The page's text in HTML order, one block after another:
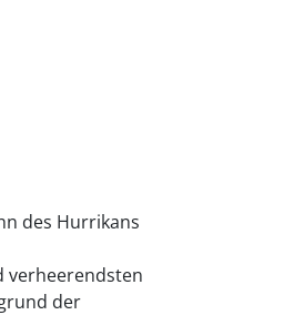
des Hurrikans
verheerendsten
der